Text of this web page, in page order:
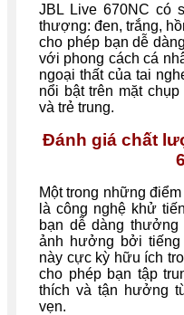
JBL Live 670NC có
thượng: đen, trắng,
cho phép bạn dễ
với phong cách cá
ngoại thất của tai
nổi bật trên mặt
và trẻ trung.
Đánh giá chất
Một trong những
là công nghệ khử
bạn dễ dàng
ảnh hưởng bởi tiếng
này cực kỳ hữu ích
cho phép bạn tập
thích và tận hưởng
vẹn.